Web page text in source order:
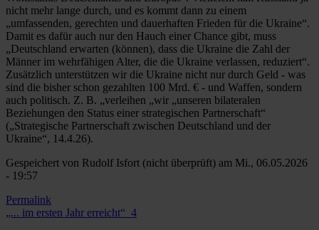
nicht mehr lange durch, und es kommt dann zu einem
„umfassenden, gerechten und dauerhaften Frieden für die Ukraine“.
Damit es dafür auch nur den Hauch einer Chance gibt, muss
„Deutschland erwarten (können), dass die Ukraine die Zahl der
Männer im wehrfähigen Alter, die die Ukraine verlassen, reduziert“.
Zusätzlich unterstützen wir die Ukraine nicht nur durch Geld - was
sind die bisher schon gezahlten 100 Mrd. € - und Waffen, sondern
auch politisch. Z. B. „verleihen „wir „unseren bilateralen
Beziehungen den Status einer strategischen Partnerschaft“
(„Strategische Partnerschaft zwischen Deutschland und der
Ukraine“, 14.4.26).
Gespeichert von Rudolf Isfort (nicht überprüft) am Mi., 06.05.2026
- 19:57
Permalink
„... im ersten Jahr erreicht“_4